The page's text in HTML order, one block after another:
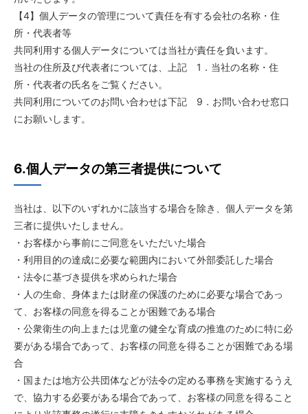
【4】個人データの管理について責任を有する会社の名称・住
所・代表者等
共同利用する個人データについては当社が責任を負います。
当社の住所及び代表者については、上記 1．当社の名称・住
所・代表者の氏名をご覧ください。
共同利用についてのお問い合わせは下記 9．お問い合わせ窓口
にお願いします。
6.個人データの第三者提供について
当社は、以下のいずれかに該当する場合を除き、個人データを第
三者に提供いたしません。
・お客様から事前にご同意をいただいた場合
・利用目的の達成に必要な範囲内において外部委託した場合
・法令に基づき提供を求められた場合
・人の生命、身体または財産の保護のために必要な場合であっ
て、お客様の同意を得ることが困難である場合
・公衆衛生の向上または児童の健全な育成の推進のために特に必
要がある場合であって、お客様の同意を得ることが困難である場
合
・国または地方公共団体などが法令の定める事務を実施するうえ
で、協力する必要がある場合であって、お客様の同意を得ること